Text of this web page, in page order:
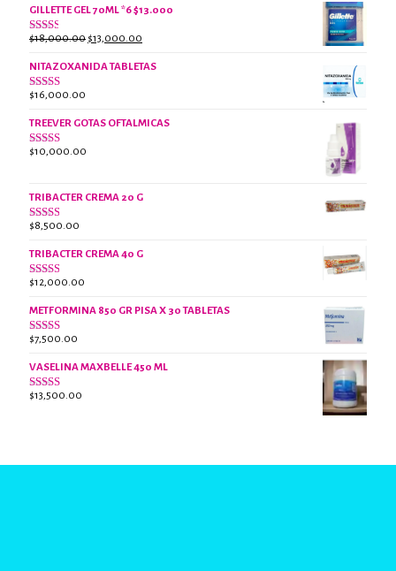
2.61
de 5
original
actual
GILLETTE GEL 70ML *6 $13.000
Valorado
2.38
de 5
$18,000.00 El
original
$13,000.00
actual
NITAZOXANIDA TABLETAS
Valorado
2.61
de 5
$16,000.00
TREEVER GOTAS OFTALMICAS
Valorado
$10,000.00
TRIBACTER CREMA 20 G
Valorado
2.45
de 5
$8,500.00
TRIBACTER CREMA 40 G
Valorado
2.40
de 5
$12,000.00
METFORMINA 850 GR PISA X 30 TABLETAS
Valorado
2.63
de 5
$7,500.00
VASELINA MAXBELLE 450 ML
Valorado
$13,500.00